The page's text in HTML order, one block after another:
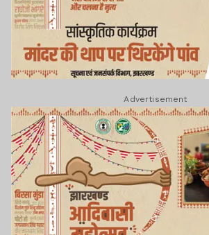
Advertisement